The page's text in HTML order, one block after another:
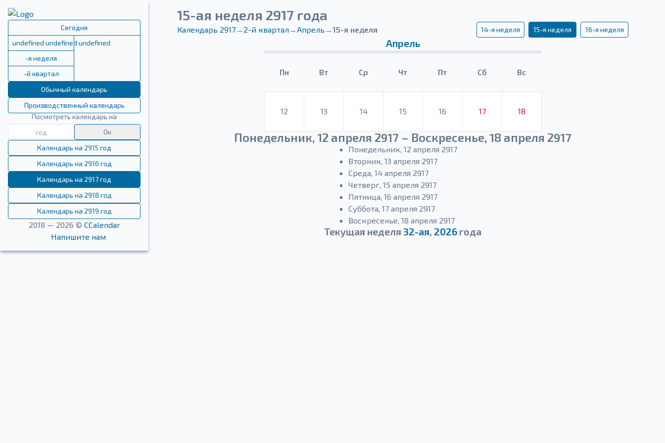
Сегодня
undefined undefined undefined
-я неделя
-й квартал
Обычный календарь
Производственный календарь
Посмотреть календарь на
Ок
Календарь на 2915 год
Календарь на 2916 год
Календарь на 2917 год
Календарь на 2918 год
Календарь на 2919 год
2018 — 2026 © CCalendar
Напишите нам
15-ая неделя 2917 года
Календарь 2917→ 2-й квартал→Апрель →15-я неделя 14-я неделя 15-я неделя 16-я неделя
Апрель
Пн Вт Ср Чт Пт Сб Вс
12 13 14 15 16 17 18
Понедельник, 12 апреля 2917 – Воскресенье, 18 апреля 2917
Понедельник, 12 апреля 2917
Вторник, 13 апреля 2917
Среда, 14 апреля 2917
Четверг, 15 апреля 2917
Пятница, 16 апреля 2917
Суббота, 17 апреля 2917
Воскресенье, 18 апреля 2917
Текущая неделя 32-ая, 2026 года